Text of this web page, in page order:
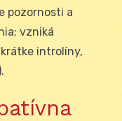
pozornosti a
vzniká
introlíny,